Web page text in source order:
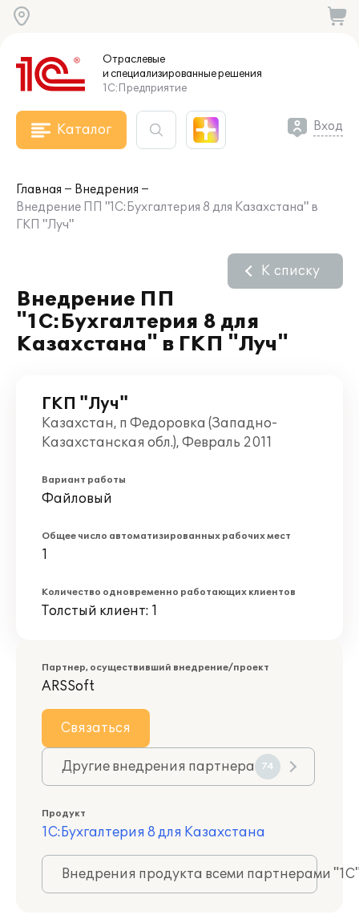
Отраслевые
и специализированныерешения
1С:Предприятие
Каталог Вход
Главная
Внедрения
Внедрение ПП "1С:Бухгалтерия 8 для Казахстана" в
ГКП "Луч"
Внедрение ПП
"1С:Бухгалтерия 8 для
Казахстана" в ГКП "Луч"
К списку
ГКП "Луч"
Казахстан, п Федоровка (Западно-
Казахстанская обл.), Февраль 2011
Вариант работы
Файловый
Общее число автоматизированных рабочих мест
1
Количество одновременно работающих клиентов
Толстый клиент: 1
Партнер, осуществивший внедрение/проект
ARSSoft
Связаться
Другие внедрения партнера 74
Продукт
1С:Бухгалтерия 8 для Казахстана
Внедрения продукта всеми партнерами